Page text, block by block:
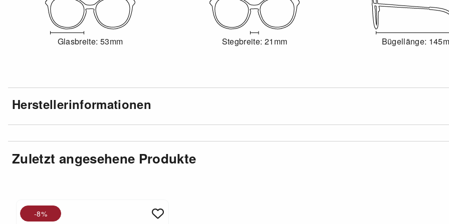
Glasbreite: 53mm Stegbreite: 21mm Bügellänge:
Herstellerinformationen
Zuletzt angesehene Produkte
-8%